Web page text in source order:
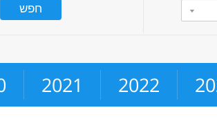
2021 2022